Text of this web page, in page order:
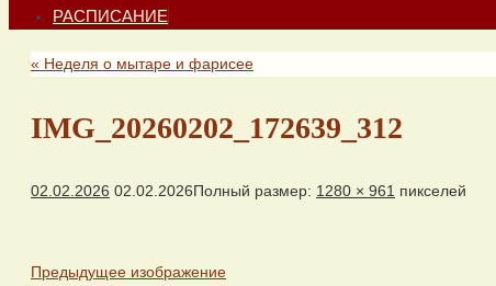
РАСПИСАНИЕ
« Неделя о мытаре и фарисее
IMG_20260202_172639_312
02.02.2026 02.02.2026Полный размер: 1280 × 961 пикселей
Предыдущее изображение